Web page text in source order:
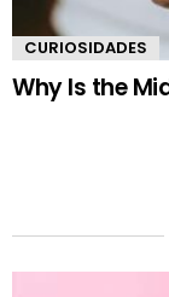
CURIOSIDADES
Why Is the